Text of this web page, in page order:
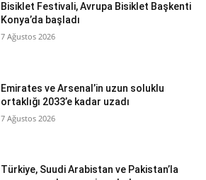
Bisiklet Festivali, Avrupa Bisiklet Başkenti
Konya’da başladı
7 Ağustos 2026
Emirates ve Arsenal’in uzun soluklu
ortaklığı 2033’e kadar uzadı
7 Ağustos 2026
Türkiye, Suudi Arabistan ve Pakistan’la